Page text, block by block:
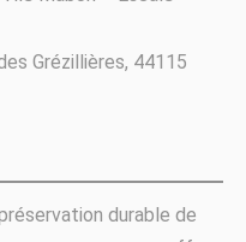
Grézillières, 44115
durable de